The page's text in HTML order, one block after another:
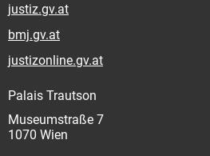
justiz.gv.at
bmj.gv.at
justizonline.gv.at
Palais Trautson
Museumstraße 7
1070 Wien